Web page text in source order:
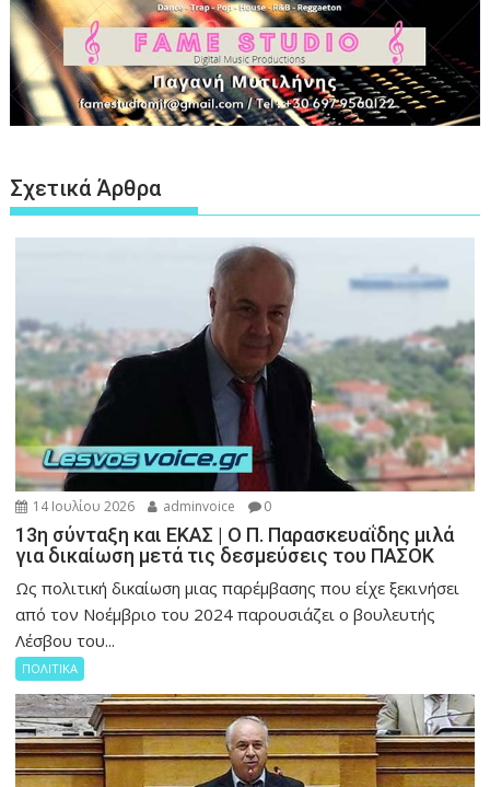
Σχετικά Άρθρα
14 Ιουλίου 2026 adminvoice 0
13η σύνταξη και ΕΚΑΣ | Ο Π. Παρασκευαΐδης μιλά
για δικαίωση μετά τις δεσμεύσεις του ΠΑΣΟΚ
Ως πολιτική δικαίωση μιας παρέμβασης που είχε ξεκινήσει
από τον Νοέμβριο του 2024 παρουσιάζει ο βουλευτής
Λέσβου του...
ΠΟΛΙΤΙΚΑ